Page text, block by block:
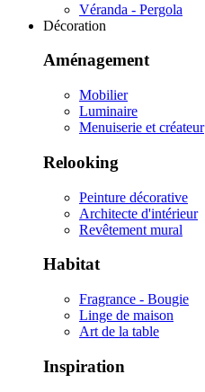
Véranda - Pergola
Décoration
Aménagement
Mobilier
Luminaire
Menuiserie et créateur
Relooking
Peinture décorative
Architecte d'intérieur
Revêtement mural
Habitat
Fragrance - Bougie
Linge de maison
Art de la table
Inspiration